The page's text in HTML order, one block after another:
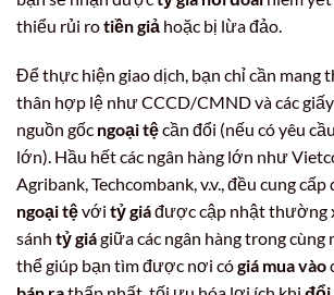
thiểu rủi rotiền giả hoặc bị lừa đảo.
Để thực hiện giao dịch, bạn chỉ cần mang
thân hợp lệ như CCCD/CMND và các
nguồn gốc ngoại tệcần đổi (nếu có yêu
lớn). Hầu hết các ngân hàng lớn như
Agribank, Techcombank, v.v., đều cung cấp
ngoại tệvới tỷ giáđược cập nhật thường
sánh tỷ giágiữa các ngân hàng trong
thể giúp bạn tìm được nơi cógiá mua vào